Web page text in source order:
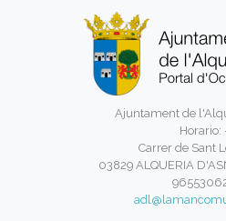
Ajuntament de
Horario:
Carrer de Sant
03829 ALQUERIA